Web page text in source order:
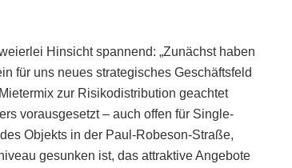
Hinsicht spannend: „Zunächst haben
für uns neues strategisches Geschäftsfeld
zur Risikodistribution geachtet
vorausgesetzt – auch offen für Single-
Objekts in der Paul-Robeson-Straße,
gesunken ist, das attraktive Angebote